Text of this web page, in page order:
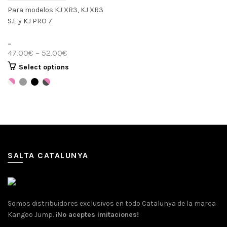
Para modelos KJ XR3, KJ XR3
S.E y KJ PRO 7
...
47.00€ – 52.00€
Select options
SALTA CATALUNYA
Somos distribuidores exclusivos en todo Catalunya de la marca
Kangoo Jump. ¡No aceptes imitaciones!